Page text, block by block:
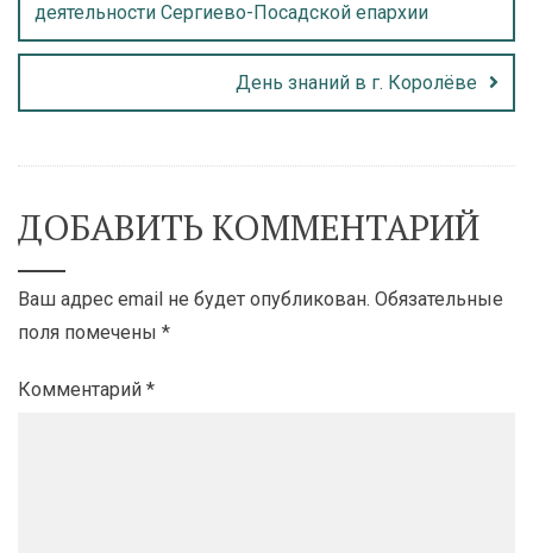
деятельности Сергиево-Посадской епархии
День знаний в г. Королёве
ДОБАВИТЬ КОММЕНТАРИЙ
Ваш адрес email не будет опубликован. Обязательные
поля помечены *
Комментарий *